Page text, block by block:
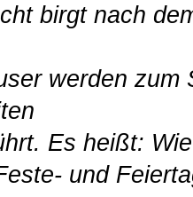
birgt nach
werden
Es heißt:
und